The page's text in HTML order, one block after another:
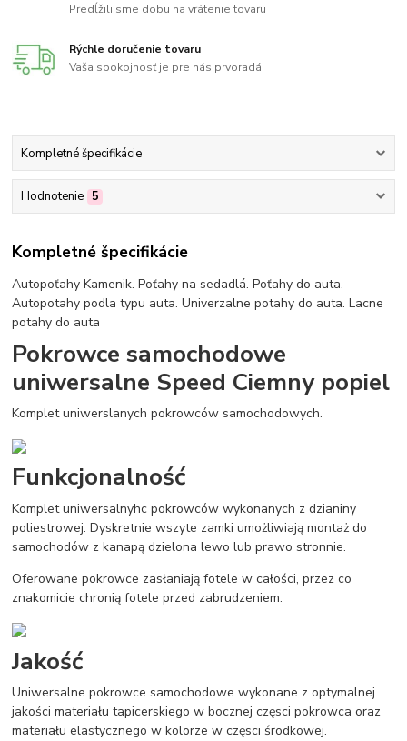
Predĺžili sme dobu na vrátenie tovaru
Rýchle doručenie tovaru
Vaša spokojnosť je pre nás prvoradá
Kompletné špecifikácie
Hodnotenie 5
Kompletné špecifikácie
Autopoťahy Kamenik. Poťahy na sedadlá. Poťahy do auta.
Autopotahy podla typu auta. Univerzalne potahy do auta. Lacne
potahy do auta
Pokrowce samochodowe
uniwersalne Speed Ciemny popiel
Komplet uniwerslanych pokrowców samochodowych.
Funkcjonalność
Komplet uniwersalnyhc pokrowców wykonanych z dzianiny
poliestrowej. Dyskretnie wszyte zamki umożliwiają montaż do
samochodów z kanapą dzielona lewo lub prawo stronnie.
Oferowane pokrowce zasłaniają fotele w całości, przez co
znakomicie chronią fotele przed zabrudzeniem.
Jakość
Uniwersalne pokrowce samochodowe wykonane z optymalnej
jakości materiału tapicerskiego w bocznej częsci pokrowca oraz
materiału elastycznego w kolorze w częsci środkowej.